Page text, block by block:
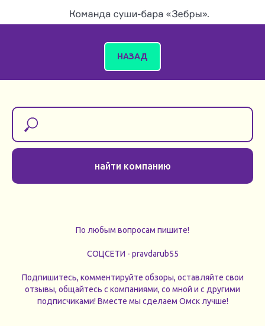
НАЗАД
найти компанию
По любым вопросам пишите!
СОЦСЕТИ - pravdarub55
Подпишитесь, комментируйте обзоры, оставляйте свои
отзывы, общайтесь с компаниями, со мной и с другими
подписчиками! Вместе мы сделаем Омск лучше!